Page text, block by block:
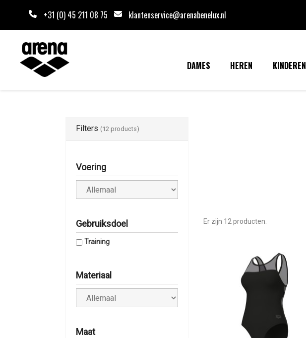
+31 (0) 45 211 08 75 klantenservice@arenabenelux.nl
DAMES HEREN KINDEREN
Filters (12 products)
Voering
Gebruiksdoel
Training
Materiaal
Maat
Er zijn 12 producten.